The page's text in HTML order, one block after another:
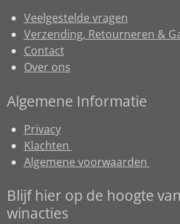
Veelgestelde vragen
Verzending, Retourneren &
Contact
Over ons
Algemene Informatie
Privacy
Klachten
Algemene voorwaarden
Blijf hier op de hoogte
winacties